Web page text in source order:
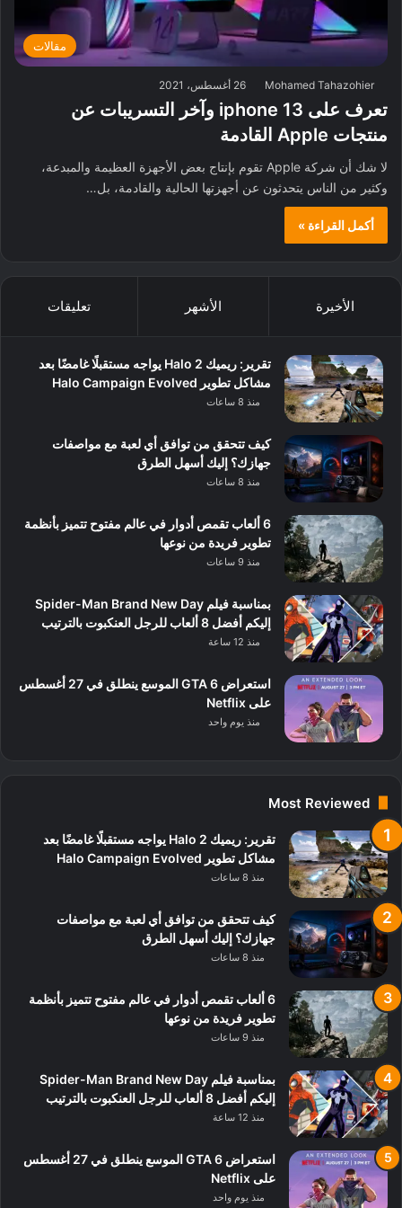
مقالات
Mohamed Tahazohier 26 أغسطس، 2021
تعرف على iphone 13 وآخر التسريبات عن
منتجات Apple القادمة
لا شك أن شركة Apple تقوم بإنتاج بعض الأجهزة العظيمة والمبدعة،
وكثير من الناس يتحدثون عن أجهزتها الحالية والقادمة، بل…
أكمل القراءة »
الأخيرة الأشهر تعليقات
تقرير: ريميك Halo 2 يواجه مستقبلًا غامضًا بعد
مشاكل تطوير Halo Campaign Evolved
منذ 8 ساعات
كيف تتحقق من توافق أي لعبة مع مواصفات
جهازك؟ إليك أسهل الطرق
منذ 8 ساعات
6 ألعاب تقمص أدوار في عالم مفتوح تتميز بأنظمة
تطوير فريدة من نوعها
منذ 9 ساعات
بمناسبة فيلم Spider-Man Brand New Day
إليكم أفضل 8 ألعاب للرجل العنكبوت بالترتيب
منذ 12 ساعة
استعراض GTA 6 الموسع ينطلق في 27 أغسطس
على Netflix
منذ يوم واحد
Most Reviewed
تقرير: ريميك Halo 2 يواجه مستقبلًا غامضًا بعد
مشاكل تطوير Halo Campaign Evolved
منذ 8 ساعات
كيف تتحقق من توافق أي لعبة مع مواصفات
جهازك؟ إليك أسهل الطرق
منذ 8 ساعات
6 ألعاب تقمص أدوار في عالم مفتوح تتميز بأنظمة
تطوير فريدة من نوعها
منذ 9 ساعات
بمناسبة فيلم Spider-Man Brand New Day
إليكم أفضل 8 ألعاب للرجل العنكبوت بالترتيب
منذ 12 ساعة
استعراض GTA 6 الموسع ينطلق في 27 أغسطس
على Netflix
منذ يوم واحد